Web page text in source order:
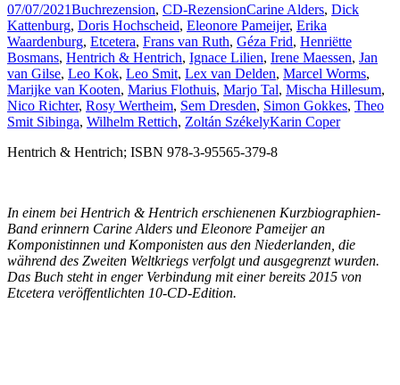
07/07/2021Buchrezension, CD-RezensionCarine Alders, Dick
Kattenburg, Doris Hochscheid, Eleonore Pameijer, Erika
Waardenburg, Etcetera, Frans van Ruth, Géza Frid, Henriëtte
Bosmans, Hentrich & Hentrich, Ignace Lilien, Irene Maessen, Jan
van Gilse, Leo Kok, Leo Smit, Lex van Delden, Marcel Worms,
Marijke van Kooten, Marius Flothuis, Marjo Tal, Mischa Hillesum,
Nico Richter, Rosy Wertheim, Sem Dresden, Simon Gokkes, Theo
Smit Sibinga, Wilhelm Rettich, Zoltán SzékelyKarin Coper
Hentrich & Hentrich; ISBN 978-3-95565-379-8
In einem bei Hentrich & Hentrich erschienenen Kurzbiographien-
Band erinnern Carine Alders und Eleonore Pameijer an
Komponistinnen und Komponisten aus den Niederlanden, die
während des Zweiten Weltkriegs verfolgt und ausgegrenzt wurden.
Das Buch steht in enger Verbindung mit einer bereits 2015 von
Etcetera veröffentlichten 10-CD-Edition.